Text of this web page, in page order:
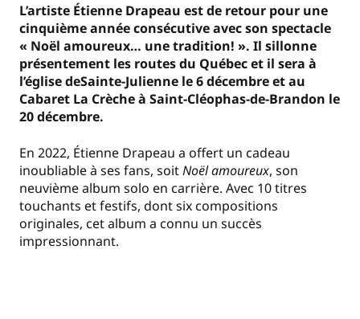
L’artiste Étienne Drapeau est de retour pour une
cinquième année consécutive avec son spectacle
« Noël amoureux… une tradition! ». Il sillonne
présentement les routes du Québec et il sera à
l’église deSainte-Julienne le 6 décembre et au
Cabaret La Crèche à Saint-Cléophas-de-Brandon le
20 décembre.
En 2022, Étienne Drapeau a offert un cadeau
inoubliable à ses fans, soitNoël amoureux, son
neuvième album solo en carrière. Avec 10 titres
touchants et festifs, dont six compositions
originales, cet album a connu un succès
impressionnant.